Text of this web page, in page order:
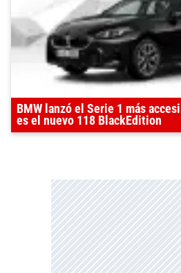
BMW lanzó el Serie 1 más
es el nuevo 118 BlackEdition